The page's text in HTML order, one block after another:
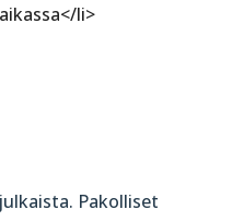
li>
Pakolliset